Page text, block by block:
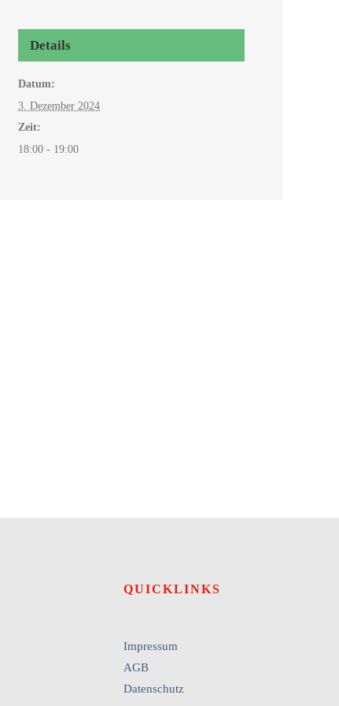
Details
Datum:
3. Dezember 2024
Zeit:
18:00 - 19:00
QUICKLINKS
Impressum
AGB
Datenschutz